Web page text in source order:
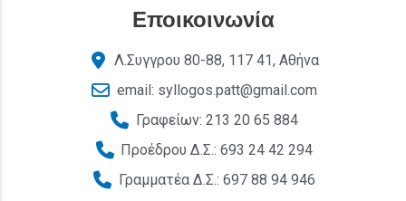
Εποικοινωνία
Λ.Συγγρου 80-88, 117 41, Αθήνα
email: syllogos.patt@gmail.com
Γραφείων: 213 20 65 884
Προέδρου Δ.Σ.: 693 24 42 294
Γραμματέα Δ.Σ.: 697 88 94 946